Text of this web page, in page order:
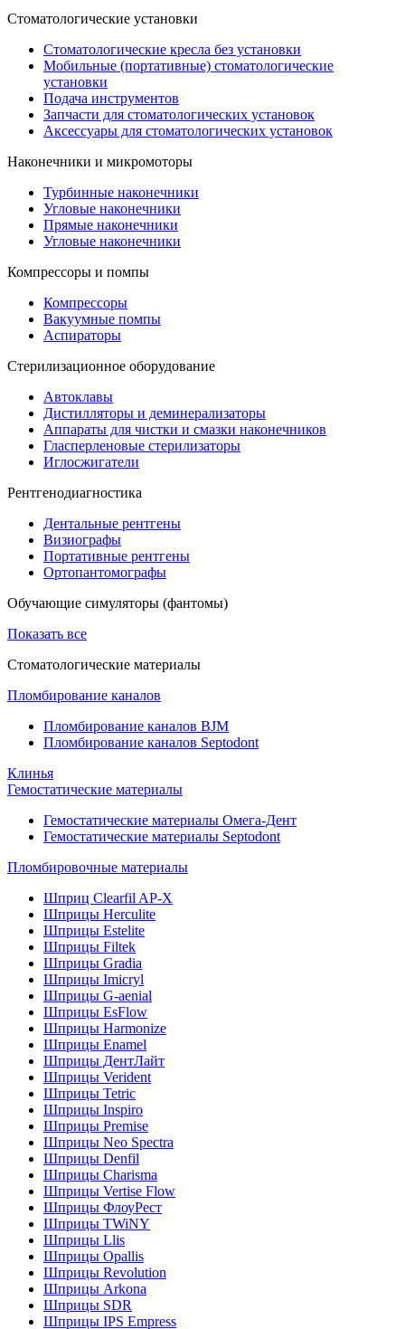
Стоматологические установки
Стоматологические кресла без установки
Мобильные (портативные) стоматологические
установки
Подача инструментов
Запчасти для стоматологических установок
Аксессуары для стоматологических установок
Наконечники и микромоторы
Турбинные наконечники
Угловые наконечники
Прямые наконечники
Угловые наконечники
Компрессоры и помпы
Компрессоры
Вакуумные помпы
Аспираторы
Стерилизационное оборудование
Автоклавы
Дистилляторы и деминерализаторы
Аппараты для чистки и смазки наконечников
Гласперленовые стерилизаторы
Иглосжигатели
Рентгенодиагностика
Дентальные рентгены
Визиографы
Портативные рентгены
Ортопантомографы
Обучающие симуляторы (фантомы)
Показать все
Стоматологические материалы
Пломбирование каналов
Пломбирование каналов BJM
Пломбирование каналов Septodont
Клинья
Гемостатические материалы
Гемостатические материалы Омега-Дент
Гемостатические материалы Septodont
Пломбировочные материалы
Шприц Clearfil AP-X
Шприцы Herculite
Шприцы Estelite
Шприцы Filtek
Шприцы Gradia
Шприцы Imicryl
Шприцы G-aenial
Шприцы EsFlow
Шприцы Harmonize
Шприцы Enamel
Шприцы ДентЛайт
Шприцы Verident
Шприцы Tetric
Шприцы Inspiro
Шприцы Premise
Шприцы Neo Spectra
Шприцы Denfil
Шприцы Charisma
Шприцы Vertise Flow
Шприцы ФлоуРест
Шприцы TWiNY
Шприцы Llis
Шприцы Opallis
Шприцы Revolution
Шприцы Arkona
Шприцы SDR
Шприцы IPS Empress